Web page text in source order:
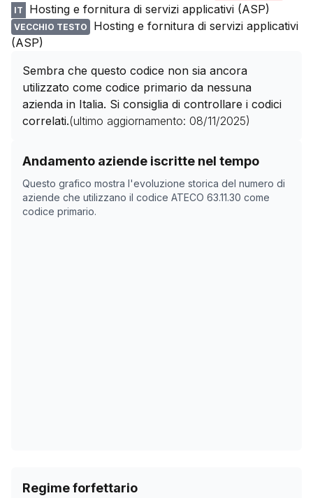
IT Hosting e fornitura di servizi applicativi (ASP)
VECCHIO TESTO
Hosting e fornitura di servizi applicativi
(ASP)
Sembra che questo codice non sia ancora
utilizzato come codice primario da nessuna
azienda in Italia. Si consiglia di controllare i codici
correlati.(ultimo aggiornamento: 08/11/2025)
Andamento aziende iscritte nel tempo
Questo grafico mostra l'evoluzione storica del numero di
aziende che utilizzano il codice ATECO 63.11.30 come
codice primario.
Storico numero di aziende con codice ATECO
Data rilevazione
02/04/2025
0
17/05/2025
Regime forfettario